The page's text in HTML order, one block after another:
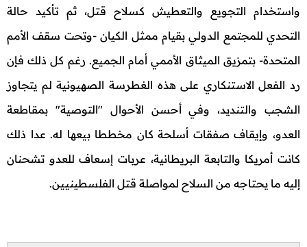
واستخدام التجويع والتعطيش كسلاح قتل، ثم تأكيد حالة
التحدي للمجتمع الدولي بقيام ممثل الكيان -وتحت سقف الأمم
المتحدة- بتمزيق الميثاق الأممي أمام الجميع. رغم كل ذلك فإن
رد الفعل الاستنكاري على هذه الغطرسة الصهيونية لم يتجاوز
الشجب والتنديد، وفي أحسن الأحوال "التوصية" بمقاطعة
العدو، وإيقاف صفقات أسلحة كان مخططا بيعها له. عدا ذلك
كانت أمريكا والتابعة البريطانية، عربات إسعاف للعدو تشحنان
إليه ما يحتاجه من السلاح لمواصلة قتل الفلسطينيين.